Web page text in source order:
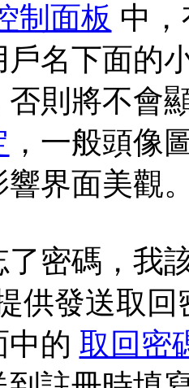
制面板 中
名下面的
否則將不會
，一般頭像
界面美觀
了密碼，我
供發送取回
中的 取回密